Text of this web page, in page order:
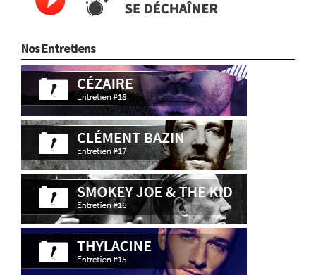
Nos Entretiens